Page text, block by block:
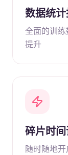
数据统
全面的训
提升
碎片时
随时随地